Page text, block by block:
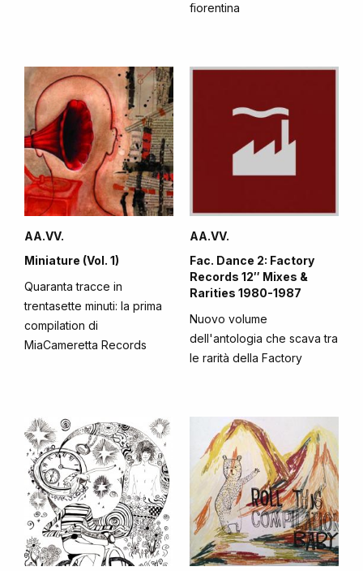
fiorentina
AA.VV.
Miniature (Vol. 1)
Quaranta tracce in
trentasette minuti: la prima
compilation di
MiaCameretta Records
AA.VV.
Fac. Dance 2: Factory
Records 12″ Mixes &
Rarities 1980-1987
Nuovo volume
dell'antologia che scava tra
le rarità della Factory